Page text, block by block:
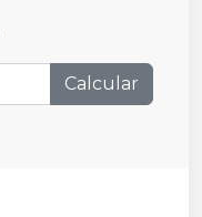
Calcular